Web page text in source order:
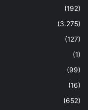
(192)
(3.275)
(127)
(1)
(99)
(16)
(652)